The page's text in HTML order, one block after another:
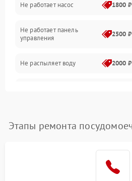
Вода
Гигиена
Программное обеспечение
Не работает насос 1800 ₽
Не работает панель
управления
2500 ₽
Не распыляет воду 2000 ₽
воды
1800 ₽
Этапы ремонта